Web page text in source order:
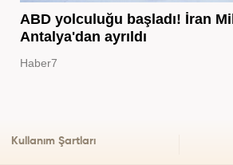
ABD yolculuğu başladı! İran
Antalya'dan ayrıldı
Haber7
Kullanım Şartları